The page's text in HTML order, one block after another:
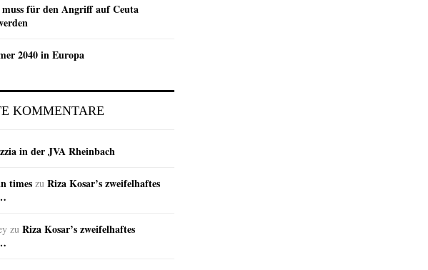
für den Angriff auf Ceuta
2040 in Europa
KOMMENTARE
in der JVA Rheinbach
times zu Riza Kosar’s zweifelhaftes
zu Riza Kosar’s zweifelhaftes